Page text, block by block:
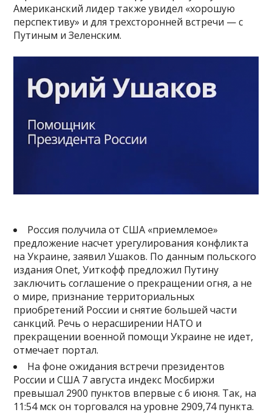
Американский лидер также увидел «хорошую
перспективу» и для трехсторонней встречи — с
Путиным и Зеленским.
Россия получила от США «приемлемое»
предложение насчет урегулирования конфликта
на Украине, заявил Ушаков. По данным польского
издания Onet, Уиткофф предложил Путину
заключить соглашение о прекращении огня, а не
о мире, признание территориальных
приобретений России и снятие большей части
санкций. Речь о нерасширении НАТО и
прекращении военной помощи Украине не идет,
отмечает портал.
На фоне ожидания встречи президентов
России и США 7 августа индекс Мосбиржи
превышал 2900 пунктов впервые с 6 июня. Так, на
11:54 мск он торговался на уровне 2909,74 пункта.